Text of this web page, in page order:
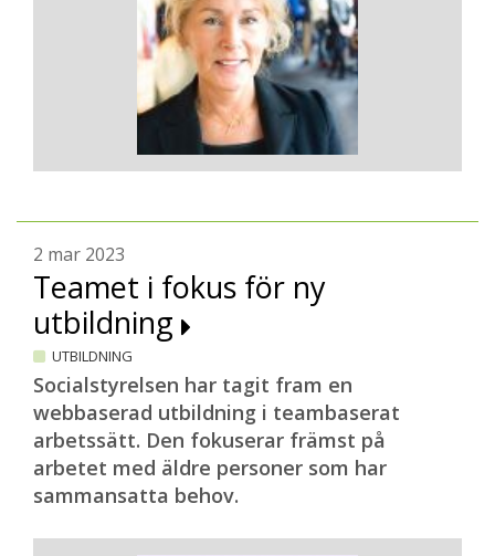
2 mar 2023
Teamet i fokus för ny
utbildning
UTBILDNING
Socialstyrelsen har tagit fram en
webbaserad utbildning i teambaserat
arbetssätt. Den fokuserar främst på
arbetet med äldre personer som har
sammansatta behov.